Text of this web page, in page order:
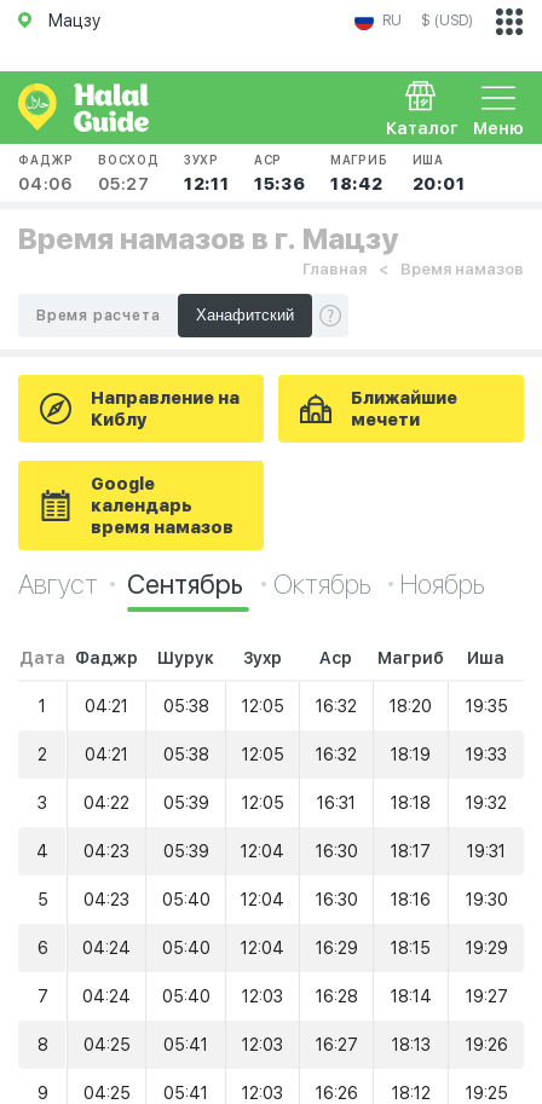
Мацзу RU $ (USD)
Меню
Каталог
ФАДЖР
04:06
ВОСХОД
05:27
ЗУХР
12:11
АСР
15:36
МАГРИБ
18:42
ИША
20:01
Время намазов в г. Мацзу
Главная Время намазов
Время расчета
Направление на
Киблу
Ближайшие
мечети
Google
календарь
время намазов
Август Сентябрь Октябрь Ноябрь
Дата Фаджр Шурук Зухр Аср Магриб Иша
1 04:21 05:38 12:05 16:32 18:20 19:35
2 04:21 05:38 12:05 16:32 18:19 19:33
3 04:22 05:39 12:05 16:31 18:18 19:32
4 04:23 05:39 12:04 16:30 18:17 19:31
5 04:23 05:40 12:04 16:30 18:16 19:30
6 04:24 05:40 12:04 16:29 18:15 19:29
7 04:24 05:40 12:03 16:28 18:14 19:27
8 04:25 05:41 12:03 16:27 18:13 19:26
9 04:25 05:41 12:03 16:26 18:12 19:25